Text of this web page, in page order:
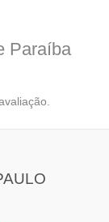
Paraíba